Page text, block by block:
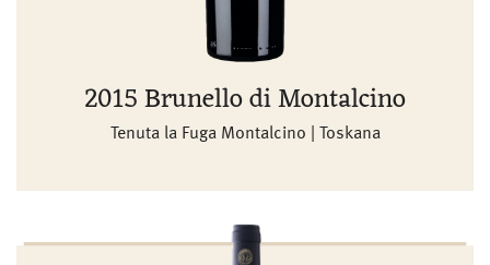
2015 Brunello di Montalcino
Tenuta la Fuga Montalcino | Toskana